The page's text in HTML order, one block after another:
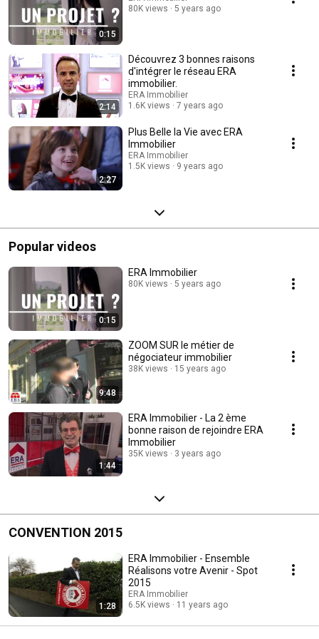
0:15
80K views
5 years ago
2:14
Découvrez 3 bonnes raisons
d'intégrer le réseau ERA
immobilier.
ERA Immobilier
1.6K views
7 years ago
2:27
Plus Belle la Vie avec ERA
Immobilier
ERA Immobilier
1.5K views
9 years ago
Popular videos
0:15
ERA Immobilier
80K views 5 years ago
9:48
ZOOM SUR le métier de
négociateur immobilier
38K views 15 years ago
1:44
ERA Immobilier - La 2 ème
bonne raison de rejoindre ERA
Immobilier
35K views 3 years ago
CONVENTION 2015
1:28
ERA Immobilier - Ensemble
Réalisons votre Avenir - Spot
2015
ERA Immobilier
6.5K views
11 years ago